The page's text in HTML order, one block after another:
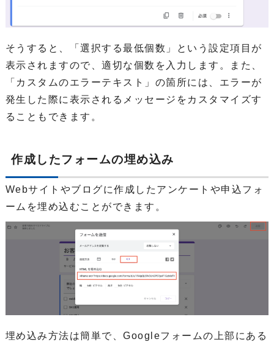
そうすると、「選択する最低個数」という設定項目が
表示されますので、適切な個数を入力します。また、
「カスタムのエラーテキスト」の箇所には、エラーが
発生した際に表示されるメッセージをカスタマイズす
ることもできます。
作成したフォームの埋め込み
Webサイトやブログに作成したアンケートや申込フォ
ームを埋め込むことができます。
埋め込み方法は簡単で、Googleフォームの上部にある